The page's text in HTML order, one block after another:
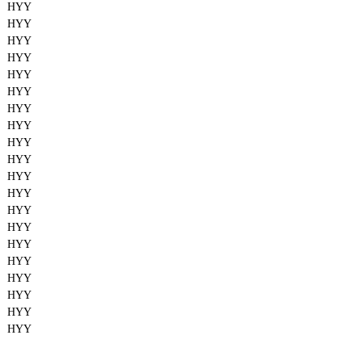
HYY
HYY
HYY
HYY
HYY
HYY
HYY
HYY
HYY
HYY
HYY
HYY
HYY
HYY
HYY
HYY
HYY
HYY
HYY
HYY